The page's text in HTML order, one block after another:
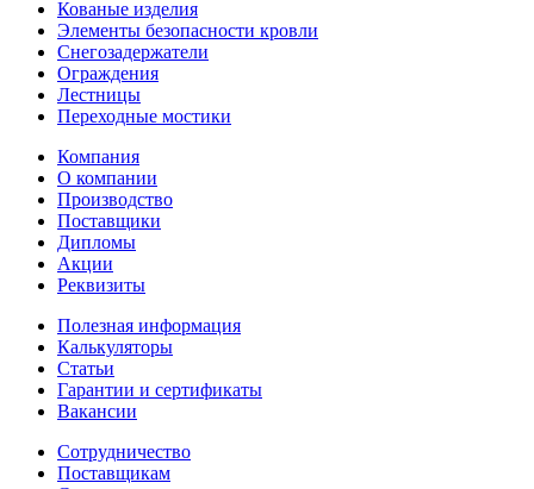
Кованые изделия
Элементы безопасности кровли
Снегозадержатели
Ограждения
Лестницы
Переходные мостики
Компания
О компании
Производство
Поставщики
Дипломы
Акции
Реквизиты
Полезная информация
Калькуляторы
Статьи
Гарантии и сертификаты
Вакансии
Сотрудничество
Поставщикам